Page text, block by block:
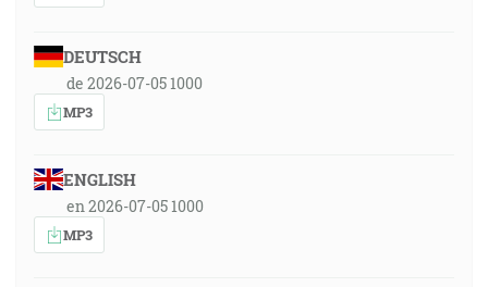
DEUTSCH
de 2026-07-05 1000
MP3
ENGLISH
en 2026-07-05 1000
MP3